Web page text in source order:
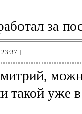
за
]
такой уже